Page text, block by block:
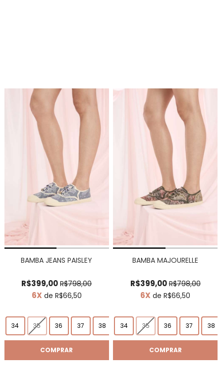
BAMBA JEANS PAISLEY
R$399,00 R$798,00
6X de R$66,50
34 35 36 37 38 39 40 41
COMPRAR
BAMBA MAJOURELLE
R$399,00 R$798,00
6X de R$66,50
34 35 36 37 38
COMPRAR